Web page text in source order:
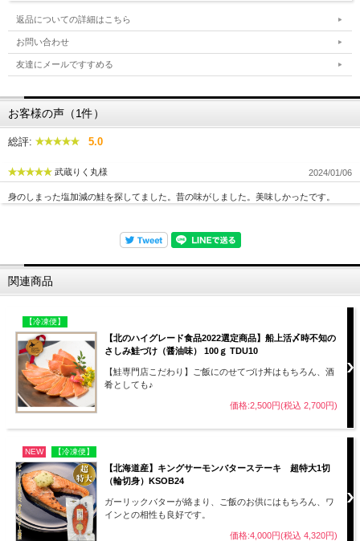
返品についての詳細はこちら
お問い合わせ
友達にメールですすめる
お客様の声（1件）
総評: 5.0
武蔵りく丸様 2024/01/06
身のしまった塩加減の鮭を探してました。昔の味がしました。美味しかったです。
関連商品
【冷凍便】
【北のハイグレード食品2022選定商品】船上活〆時不知の
さしみ鮭づけ（醤油味） 100ｇ TDU10
【鮭専門店こだわり】ご飯にのせてづけ丼はもちろん、酒
肴としても♪
価格:2,500円(税込 2,700円)
NEW 【冷凍便】
【北海道産】キングサーモンバターステーキ 超特大1切
（輪切身）KSOB24
ガーリックバターが絡まり、ご飯のお供にはもちろん、ワ
インとの相性も良好です。
価格:4,000円(税込 4,320円)